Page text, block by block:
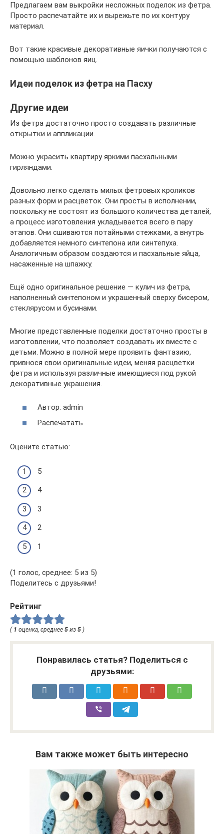
Предлагаем вам выкройки несложных поделок из фетра.
Просто распечатайте их и вырежьте по их контуру
материал.
Вот такие красивые декоративные яички получаются с
помощью шаблонов яиц.
Идеи поделок из фетра на Пасху
Другие идеи
Из фетра достаточно просто создавать различные
открытки и аппликации.
Можно украсить квартиру яркими пасхальными
гирляндами.
Довольно легко сделать милых фетровых кроликов
разных форм и расцветок. Они просты в исполнении,
поскольку не состоят из большого количества деталей,
а процесс изготовления укладывается всего в пару
этапов. Они сшиваются потайными стежками, а внутрь
добавляется немного синтепона или синтепуха.
Аналогичным образом создаются и пасхальные яйца,
насаженные на шпажку.
Ещё одно оригинальное решение — кулич из фетра,
наполненный синтепоном и украшенный сверху бисером,
стеклярусом и бусинами.
Многие представленные поделки достаточно просты в
изготовлении, что позволяет создавать их вместе с
детьми. Можно в полной мере проявить фантазию,
привнося свои оригинальные идеи, меняя расцветки
фетра и используя различные имеющиеся под рукой
декоративные украшения.
Автор: admin
Распечатать
Оцените статью:
5
4
3
2
1
(1 голос, среднее: 5 из 5)
Поделитесь с друзьями!
Рейтинг
( 1 оценка, среднее 5 из 5 )
Понравилась статья? Поделиться с
друзьями:
Вам также может быть интересно